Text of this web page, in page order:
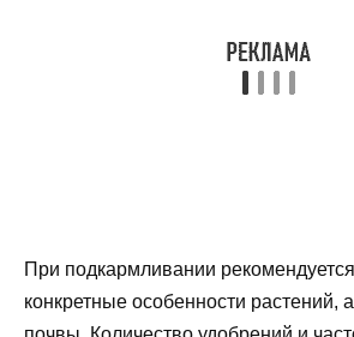
При подкармливании
конкретные особенности растений,